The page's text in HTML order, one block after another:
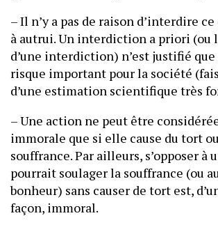
– Il n’y a pas de raison d’interdire
à autrui. Un interdiction a priori (ou
d’une interdiction) n’est justifié que
risque important pour la société
d’une estimation scientifique très
– Une action ne peut être
immorale que si elle cause du tort
souffrance. Par ailleurs, s’opposer à
pourrait soulager la souffrance (ou
bonheur) sans causer de tort est,
façon, immoral.